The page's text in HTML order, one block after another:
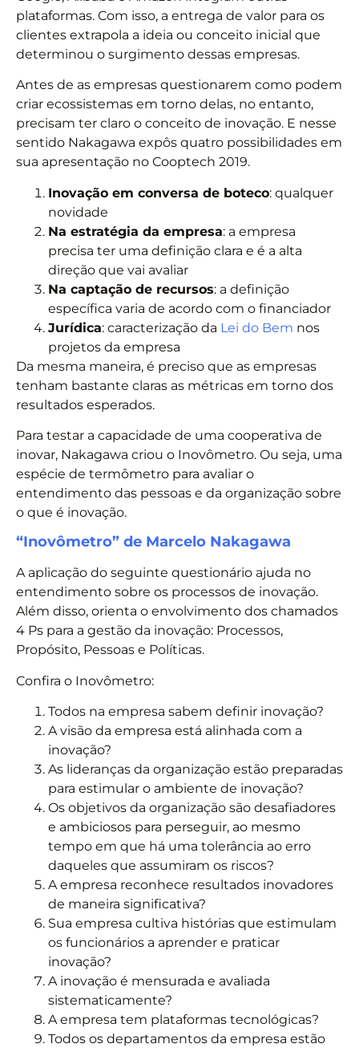
plataformas. Com isso, a entrega de valor para os
clientes extrapola a ideia ou conceito inicial que
determinou o surgimento dessas empresas.
Antes de as empresas questionarem como podem
criar ecossistemas em torno delas, no entanto,
precisam ter claro o conceito de inovação. E nesse
sentido Nakagawa expôs quatro possibilidades em
sua apresentação no Cooptech 2019.
Inovação em conversa de boteco: qualquer
novidade
Na estratégia da empresa: a empresa
precisa ter uma definição clara e é a alta
direção que vai avaliar
Na captação de recursos: a definição
específica varia de acordo com o financiador
Jurídica: caracterização da Lei do Bem nos
projetos da empresa
Da mesma maneira, é preciso que as empresas
tenham bastante claras as métricas em torno dos
resultados esperados.
Para testar a capacidade de uma cooperativa de
inovar, Nakagawa criou o Inovômetro. Ou seja, uma
espécie de termômetro para avaliar o
entendimento das pessoas e da organização sobre
o que é inovação.
“Inovômetro” de Marcelo Nakagawa
A aplicação do seguinte questionário ajuda no
entendimento sobre os processos de inovação.
Além disso, orienta o envolvimento dos chamados
4 Ps para a gestão da inovação: Processos,
Propósito, Pessoas e Políticas.
Confira o Inovômetro:
Todos na empresa sabem definir inovação?
A visão da empresa está alinhada com a
inovação?
As lideranças da organização estão preparadas
para estimular o ambiente de inovação?
Os objetivos da organização são desafiadores
e ambiciosos para perseguir, ao mesmo
tempo em que há uma tolerância ao erro
daqueles que assumiram os riscos?
A empresa reconhece resultados inovadores
de maneira significativa?
Sua empresa cultiva histórias que estimulam
os funcionários a aprender e praticar
inovação?
A inovação é mensurada e avaliada
sistematicamente?
A empresa tem plataformas tecnológicas?
Todos os departamentos da empresa estão